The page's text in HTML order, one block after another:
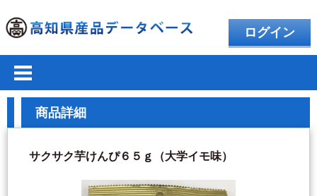
ログイン
商品詳細
サクサク芋けんぴ６５ｇ（大学イモ味）